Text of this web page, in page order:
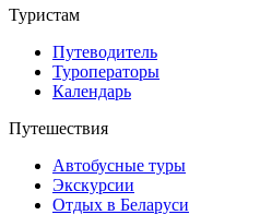
Туристам
Путеводитель
Туроператоры
Календарь
Путешествия
Автобусные туры
Экскурсии
Отдых в Беларуси